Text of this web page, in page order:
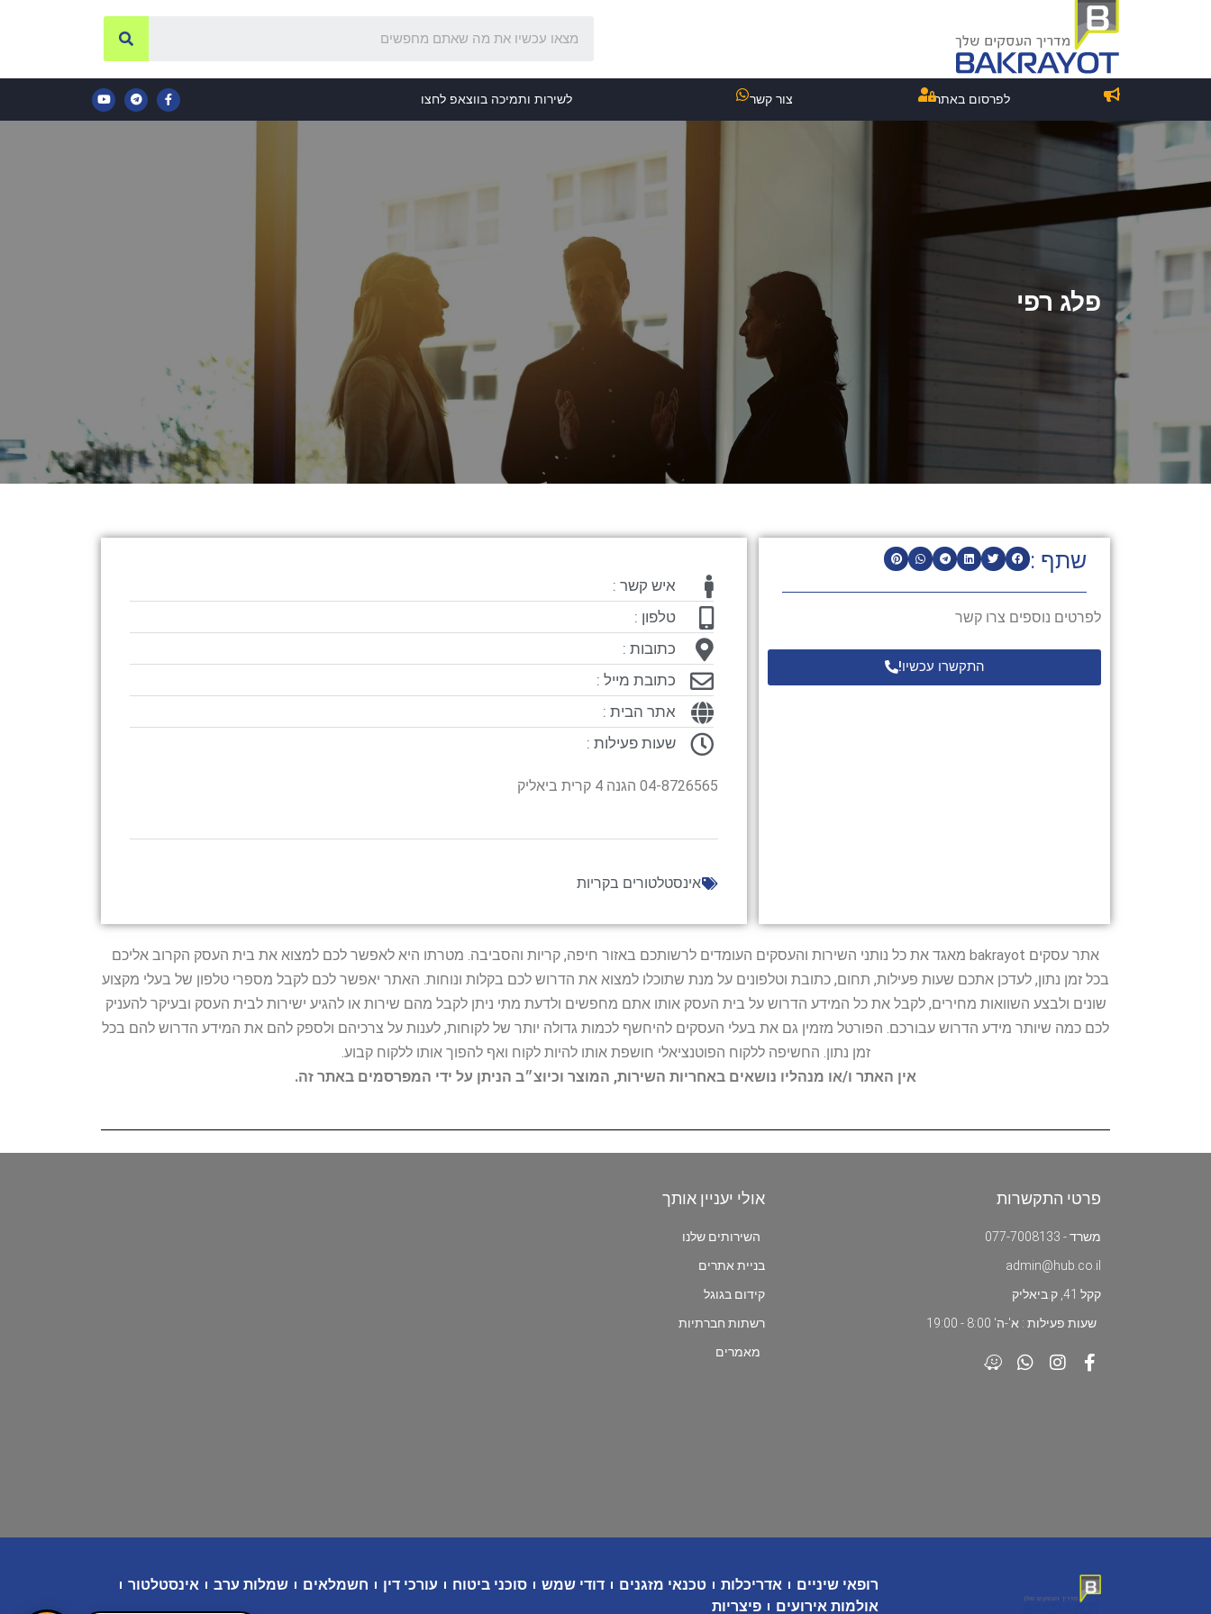
לפרסום באתר צור קשר לשירות ותמיכה בווצאפ לחצו
פלג רפי
שתף :
לפרטים נוספים צרו קשר
התקשרו עכשיו!
איש קשר :
טלפון :
כתובות :
כתובת מייל :
אתר הבית :
שעות פעילות :
04-8726565 הגנה 4 קרית ביאליק
אינסטלטורים בקריות
אתר עסקים bakrayot מאגד את כל נותני השירות והעסקים העומדים לרשותכם באזור חיפה, קריות והסביבה. מטרתו היא לאפשר לכם למצוא את בית העסק הקרוב אליכם
בכל זמן נתון, לעדכן אתכם שעות פעילות, תחום, כתובת וטלפונים על מנת שתוכלו למצוא את הדרוש לכם בקלות ונוחות. האתר יאפשר לכם לקבל מספרי טלפון של בעלי מקצוע
שונים ולבצע השוואות מחירים, לקבל את כל המידע הדרוש על בית העסק אותו אתם מחפשים ולדעת מתי ניתן לקבל מהם שירות או להגיע ישירות לבית העסק ובעיקר להעניק
לכם כמה שיותר מידע הדרוש עבורכם. הפורטל מזמין גם את בעלי העסקים להיחשף לכמות גדולה יותר של לקוחות, לענות על צרכיהם ולספק להם את המידע הדרוש להם בכל
זמן נתון. החשיפה ללקוח הפוטנציאלי חושפת אותו להיות לקוח ואף להפוך אותו ללקוח קבוע.
אין האתר ו/או מנהליו נושאים באחריות השירות, המוצר וכיוצ״ב הניתן על ידי המפרסמים באתר זה.
פרטי התקשרות
משרד - 077-7008133
admin@hub.co.il
קקל 41, ק.ביאליק
שעות פעילות : א'-ה' 8:00 - 19:00
אולי יעניין אותך
השירותים שלנו
בניית אתרים
קידום בגוגל
רשתות חברתיות
מאמרים
רופאי שיניים אדריכלות טכנאי מזגנים דודי שמש סוכני ביטוח עורכי דין חשמלאים שמלות ערב
אינסטלטור
אולמות אירועים
פיצריות